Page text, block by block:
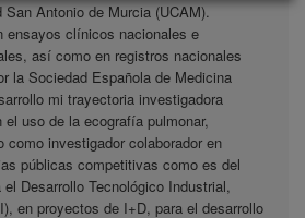
San Antonio de Murcia (UCAM).
ensayos clínicos nacionales e
así como en registros nacionales
la Sociedad Española de Medicina
mi trayectoria investigadora
el uso de la ecografía pulmonar,
como investigador colaborador en
públicas competitivas como es del
el Desarrollo Tecnológico Industrial,
en proyectos de I+D, para el desarrollo